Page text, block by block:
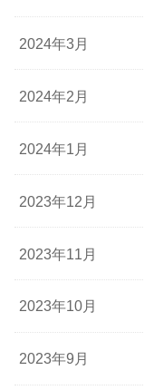
2024年3月
2024年2月
2024年1月
2023年12月
2023年11月
2023年10月
2023年9月